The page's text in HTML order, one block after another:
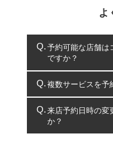
よ
予約可能な店舗は
ですか？
コクピット・タイ
複数サービスを予
複数サービスのご
一部の商品・サービ
出来ないものもござい
来店予約日時の変
か？